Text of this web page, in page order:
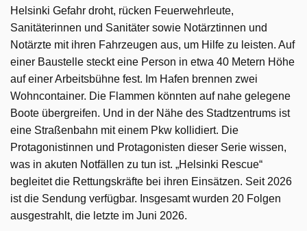
Helsinki Gefahr droht, rücken Feuerwehrleute,
Sanitäterinnen und Sanitäter sowie Notärztinnen und
Notärzte mit ihren Fahrzeugen aus, um Hilfe zu leisten. Auf
einer Baustelle steckt eine Person in etwa 40 Metern Höhe
auf einer Arbeitsbühne fest. Im Hafen brennen zwei
Wohncontainer. Die Flammen könnten auf nahe gelegene
Boote übergreifen. Und in der Nähe des Stadtzentrums ist
eine Straßenbahn mit einem Pkw kollidiert. Die
Protagonistinnen und Protagonisten dieser Serie wissen,
was in akuten Notfällen zu tun ist. „Helsinki Rescue“
begleitet die Rettungskräfte bei ihren Einsätzen. Seit 2026
ist die Sendung verfügbar. Insgesamt wurden 20 Folgen
ausgestrahlt, die letzte im Juni 2026.